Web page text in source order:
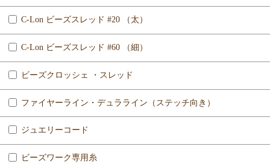
C-Lon ビーズスレッド #20 （太）
C-Lon ビーズスレッド #60 （細）
ビーズクロッシェ ・スレッド
ファイヤーライン・デュラライン（ステッチ向き）
ジュエリーコード
ビーズワーク専用糸